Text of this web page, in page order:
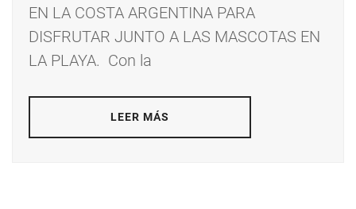
EN LA COSTA ARGENTINA PARA
DISFRUTAR JUNTO A LAS MASCOTAS EN
LA PLAYA. Con la
LEER MÁS